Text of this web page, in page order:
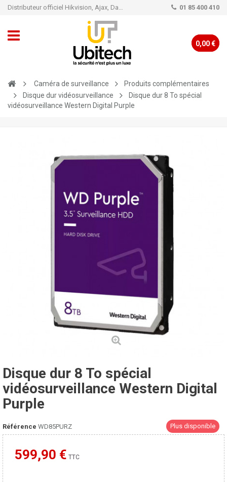
Distributeur officiel Hikvision, Ajax, Dahua, TP-Link - Caméra de vidéo surveillance - Alarme 01 85 400 410
0,00 €
Caméra de surveillance
Produits complémentaires
Disque dur vidéosurveillance
Disque dur 8 To spécial
vidéosurveillance Western Digital Purple
Disque dur 8 To spécial
vidéosurveillance Western Digital
Purple
Référence WD85PURZ Plus disponible
599,90 € TTC
Moins cher ailleurs ?